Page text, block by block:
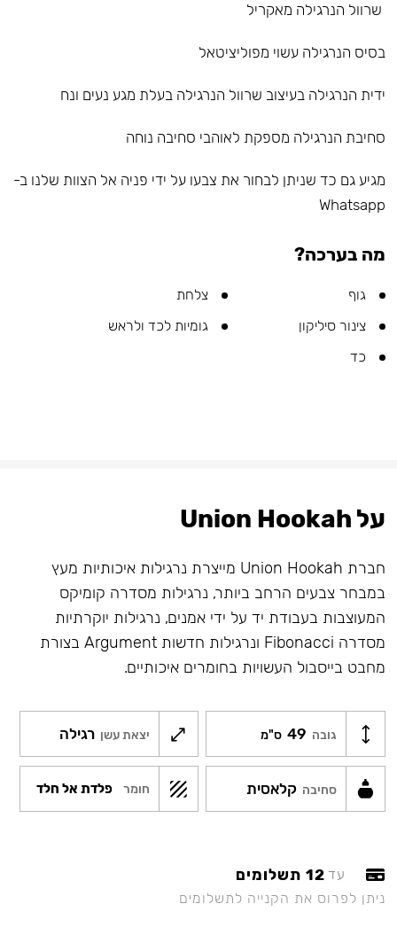
שרוול הנרגילה מאקריל
בסיס הנרגילה עשוי מפוליציטאל
ידית הנרגילה בעיצוב שרוול הנרגילה בעלת מגע נעים ונח
סחיבת הנרגילה מספקת לאוהבי סחיבה נוחה
מגיע גם כד שניתן לבחור את צבעו על ידי פניה אל הצוות שלנו ב-
Whatsapp
מה בערכה?
גוף
צלחת
צינור סיליקון
גומיות לכד ולראש
כד
על Union Hookah
חברת Union Hookah מייצרת נרגילות איכותיות מעץ
במבחר צבעים הרחב ביותר, נרגילות מסדרה קומיקס
המעוצבות בעבודת יד על ידי אמנים, נרגילות יוקרתיות
מסדרה Fibonacci ונרגילות חדשות Argument בצורת
מחבט בייסבול העשויות בחומרים איכותיים.
גובה 49 ס"מ יצאת עשן רגילה
סחיבה קלאסית חומר פלדת אל חלד
עד 12 תשלומים
ניתן לפרוס את הקנייה לתשלומים